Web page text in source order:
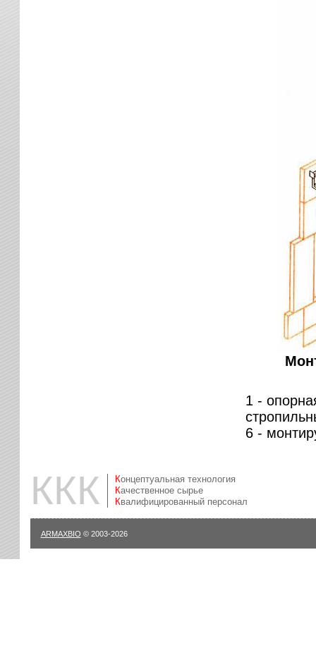
1 -
6 -
ККК
Концептуальная технология
Качественное сырье
Квалифицированный персонал
ARMAXBIO © 2003-2026